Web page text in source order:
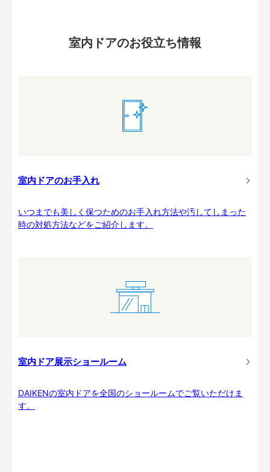
室内ドアのお役立ち情報
室内ドアのお手入れ
いつまでも美しく保つためのお手入れ方法や汚してしまった
時の対処方法などをご紹介します。
室内ドア展示ショールーム
DAIKENの室内ドアを全国のショールームでご覧いただけま
す。